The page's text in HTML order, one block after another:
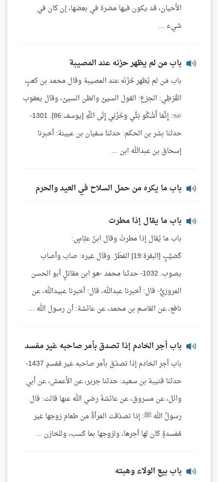
الأحيان، قد يكون فيها مضرة في بعضها، إن كان في
شيء ...
باب من لم يظهر حزنه عند المصيبة
باب مَن لم يُظهر حُزْنَه عند المصيبة وقال محمد بن كعبٍ
القُرَظِي: الجزع: القول السيئ والظن السيئ، وقال يعقوب
: إِنَّمَا أَشْكُو بَثِّي وَحُزْنِي إِلَى اللَّهِ [يوسف:86]. 1301-
حدثنا بشر بن الحكم: حدثنا سفيان بن عيينة: أخبرنا
إسحاق بن عبدالله ابن ...
باب ما يكره من حمل السلاح في العيد والحرم
باب ما يقال إذا مطرت
باب ما يُقال إذا مطرتْ وقال ابنُ عبَّاسٍ:
كَصَيِّبٍ [البقرة:19] المَطَرُ. وقال غيره: صاب وأصاب
يصوب. 1032- حدثنا محمد -هو ابن مقاتلٍ أبو الحسن
المروزيُّ- قال: أخبرنا عبدالله، قال: أخبرنا عبيدالله، عن
نافع، عن القاسم بن محمد، عن عائشة: أن رسول الله ...
باب أجر الخادم إذا تصدق بأمر صاحبه غير مفسد
باب أجر الخادم إذا تصدّق بأمر صاحبه غير مُفسدٍ 1437-
حدثنا قتيبة بن سعيد: حدثنا جرير، عن الأعمش، عن أبي
وائل، عن مسروق، عن عائشةَ رضي الله عنها قالت: قال
رسولُ الله ﷺ: إذا تصدّقت المرأةُ من طعام زوجها غير
مُفسدةٍ كان لها أجرها، ولزوجها بما كسب، وللخازن ...
باب بيع الولاء وهبته